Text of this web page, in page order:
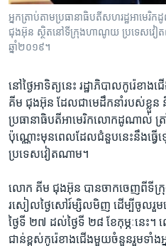
ទៅ​
កាន់​
ស្វែង​
បណ្តាញ​សង្គម
អ្នកត្រាប់តាមប្រធានាធិបតីសហរដ្ឋអាមេរិ
ជុងអ៊ុន ស្ថិតនៅទីក្រុងហាណូយ ប្រទេសវៀត
ឆ្នាំ២០១៩។
នៅថ្ងៃអាទិត្យនេះ រដ្ឋាភិបាលកូរ៉េខ
គីម ជុងអ៊ុន ដែលជាមេដឹកនាំរបស់ខ្លួ
ប្រធានាធិបតីអាមេរិកលោកដូណាល់ ត្រាំ
ប៉ុណ្ណោះមុនពេលដែលជំនួបនេះនឹងធ្វ
ប្រទេសវៀតណាម។
លោក គីម ជុងអ៊ុន បានចាកចេញពីទីក្រុ
រសៀលថ្ងៃសៅរ៍ម្សិលមិញ ដើម្បីចូលរួមន
ថ្ងៃទី ២៧ ដល់ថ្ងៃទី ២៨ ខែកុម្ភៈនេះ
ជាន់ខ្ពស់កូរ៉េខាងជើងមួយចំនួនរួមទាំង